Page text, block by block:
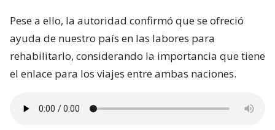
Pese a ello, la autoridad confirmó que se ofreció
ayuda de nuestro país en las labores para
rehabilitarlo, considerando la importancia que tiene
el enlace para los viajes entre ambas naciones.